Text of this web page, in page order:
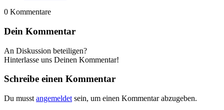
0 Kommentare
Dein Kommentar
An Diskussion beteiligen?
Hinterlasse uns Deinen Kommentar!
Schreibe einen Kommentar
Du musst angemeldet sein, um einen Kommentar abzugeben.